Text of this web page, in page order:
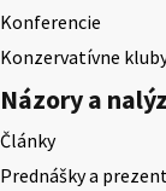
Konferencie
Konzervatívne
Názory a
Články
Prednášky a